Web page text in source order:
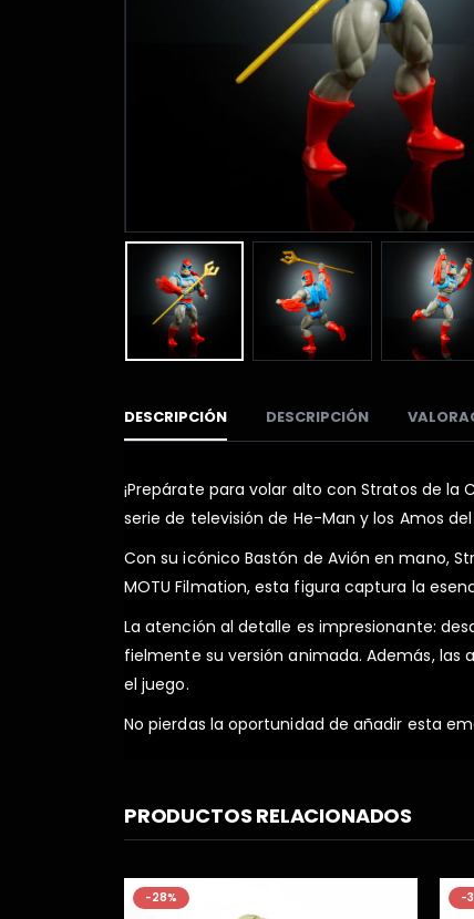
DESCRIPCIÓN DESCRIPCIÓN
¡Prepárate para volar alto con Stratos de
serie de televisión de He-Man y los Amos
Con su icónico Bastón de Avión en mano,
MOTU Filmation, esta figura captura la
La atención al detalle es impresionante:
fielmente su versión animada. Además,
el juego.
No pierdas la oportunidad de añadir esta
PRODUCTOS RELACIONADOS
-35% -